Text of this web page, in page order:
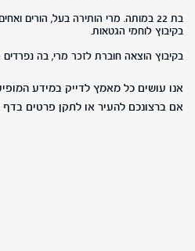
בת 22 במותה. מרי הותירה בעל, הורים
בקיבוץ לוחמי הגטאות.
בקיבוץ הוצאה חוברת לזכר מרי, בה
אנו עושים כל מאמץ לדייק במידע
אם ברצונכם להעיר או לתקן פרטים בדף